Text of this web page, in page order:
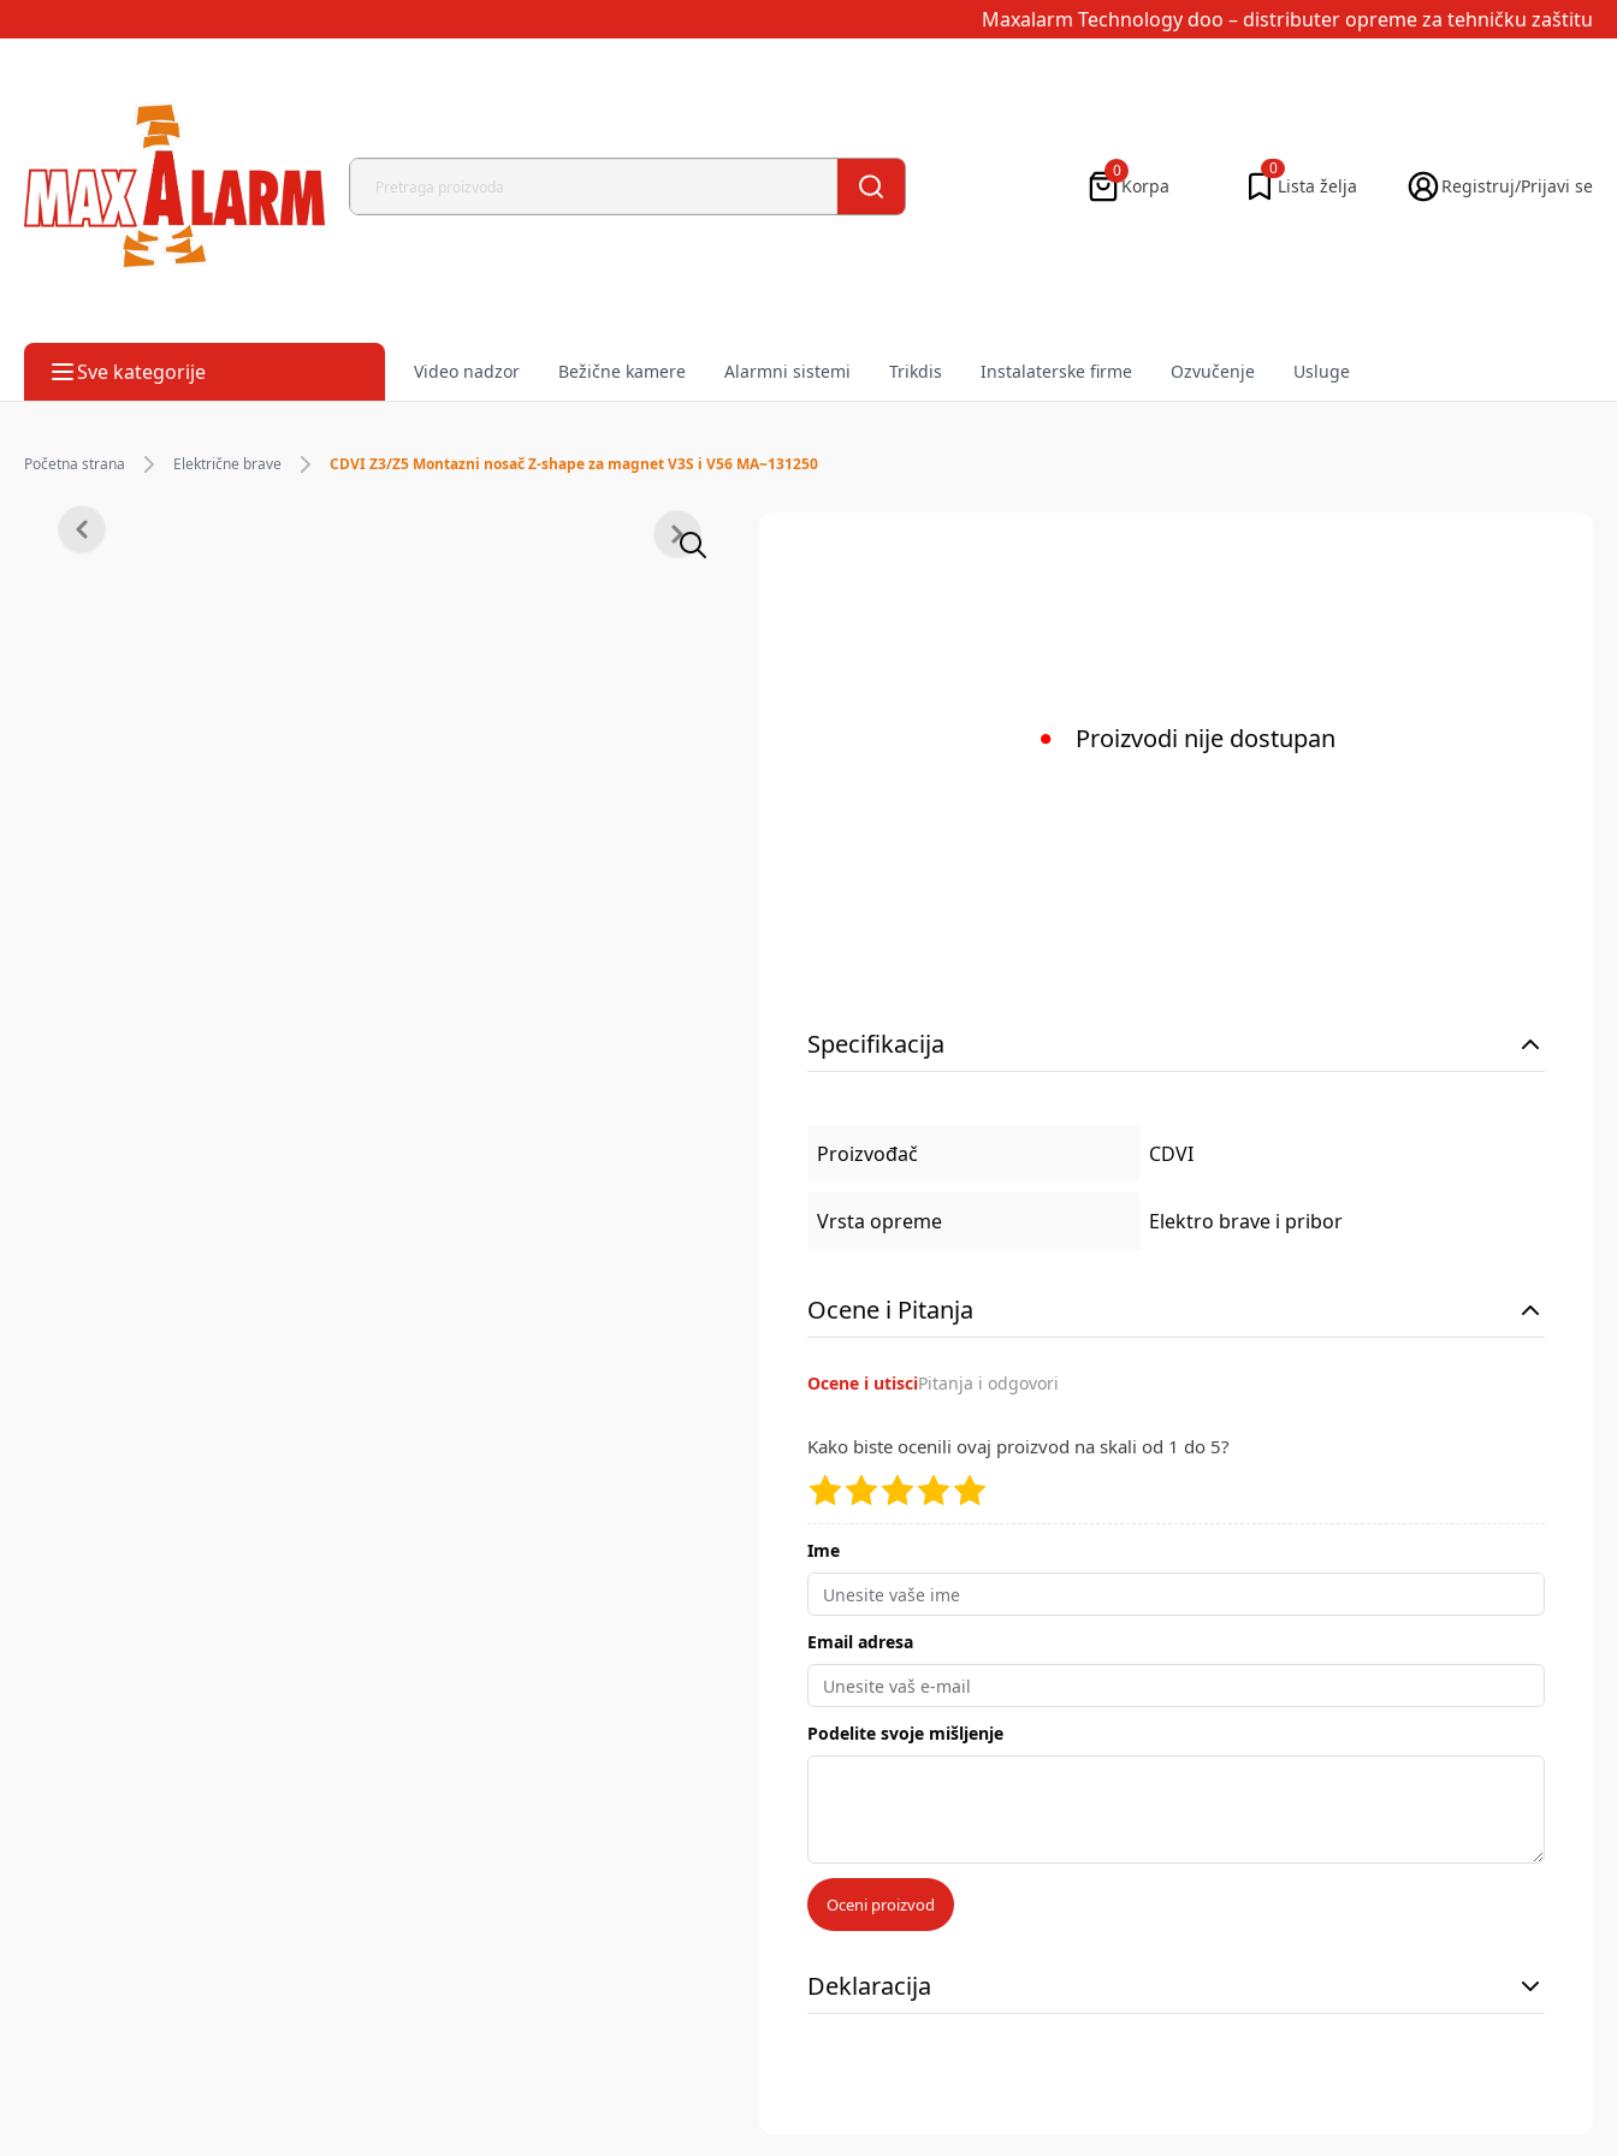
Maxalarm Technology doo – distributer opreme za tehničku zaštitu
0
Korpa
0
Lista želja Registruj/Prijavi se
Sve kategorije Video nadzor Bežične kamere Alarmni sistemi Trikdis Instalaterske firme Ozvučenje Usluge
Početna strana Električne brave CDVI Z3/Z5 Montazni nosač Z-shape za magnet V3S i V56 MA~131250
Proizvodi nije dostupan
Specifikacija
Proizvođač CDVI
Vrsta opreme Elektro brave i pribor
Ocene i Pitanja
Ocene i utisciPitanja i odgovori
Kako biste ocenili ovaj proizvod na skali od 1 do 5?
Ime
Email adresa
Podelite svoje mišljenje
Oceni proizvod
Deklaracija